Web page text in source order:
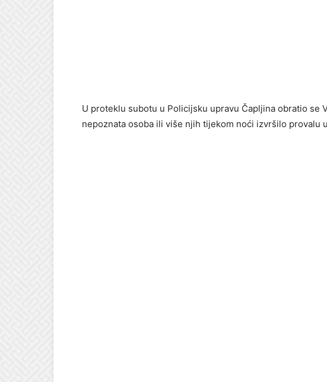
U proteklu subotu u Policijsku upravu Čapljina obratio se
nepoznata osoba ili više njih tijekom noći izvršilo provalu